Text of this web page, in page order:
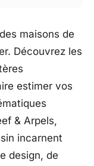
maisons de
Découvrez les
estimer vos
& Arpels,
incarnent
design, de